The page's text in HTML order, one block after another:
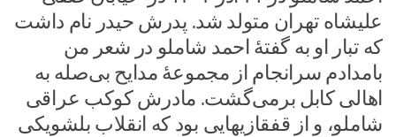
علیشاه تهران متولد شد. پدرش حیدر نام داشت
که تبار او به گفتهٔ احمد شاملو در شعر من
بامدادم سرانجام از مجموعهٔ مدایح بی‌صله به
اهالی کابل برمی‌گشت. مادرش کوکب عراقی
شاملو، و از قفقازیهایی بود که انقلاب بلشویکی